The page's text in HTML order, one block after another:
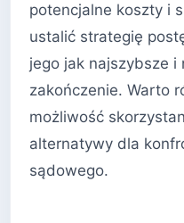
potencjalne koszty i
ustalić strategię
jego jak najszybsze i
zakończenie. Warto
możliwość
alternatywy dla
sądowego.